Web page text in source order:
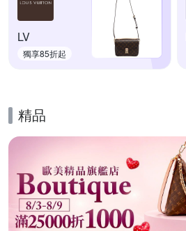
LV
獨享85折起
精品